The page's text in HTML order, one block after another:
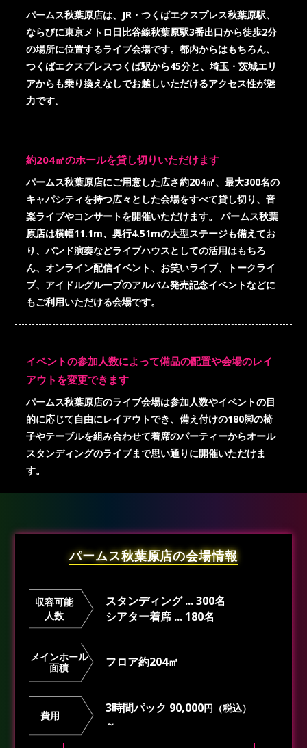
パームス秋葉原店は、JR・つくばエクスプレス秋葉原駅、
ならびに東京メトロ日比谷線秋葉原駅3番出口から徒歩2分
の場所に位置するライブ会場です。都内からはもちろん、
つくばエクスプレスつくば駅から45分と、埼玉・茨城エリ
アからも乗り換えなしでお越しいただけるアクセス性が魅
力です。
約204㎡のホールを貸し切りいただけます
パームス秋葉原店にご用意した広さ約204㎡、最大300名の
キャパシティを持つ広々とした会場をすべて貸し切り、音
楽ライブやコンサートを開催いただけます。 パームス秋葉
原店は横幅11.1m、奥行4.51mの大型ステージも備えてお
り、バンド演奏などライブハウスとしての活用はもちろ
ん、オンライン配信イベント、お笑いライブ、トークライ
ブ、アイドルグループのアルバム発売記念イベントなどに
もご利用いただける会場です。
イベントの参加人数によって備品の配置や会場のレイ
アウトを変更できます
パームス秋葉原店のライブ会場は参加人数やイベントの目
的に応じて自由にレイアウトでき、備え付けの180脚の椅
子やテーブルを組み合わせて着席のパーティーからオール
スタンディングのライブまで思い通りに開催いただけま
す。
パームス秋葉原店の会場情報
収容可能
人数
スタンディング ... 300名
シアター着席 ... 180名
メインホール
面積
フロア約204㎡
費用 3時間パック 90,000円（税込）
～